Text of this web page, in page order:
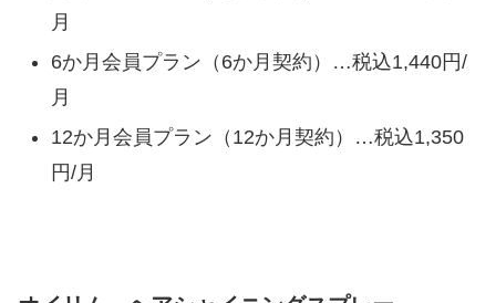
月
6か月会員プラン（6か月契約）…税込1,440円/
月
12か月会員プラン（12か月契約）…税込1,350
円/月